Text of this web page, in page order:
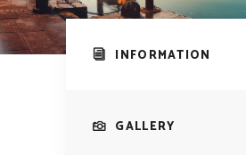
INFORMATION
GALLERY